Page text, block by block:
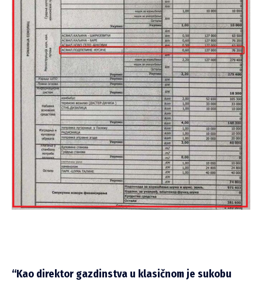
“Kao direktor gazdinstva u klasičnom je sukobu